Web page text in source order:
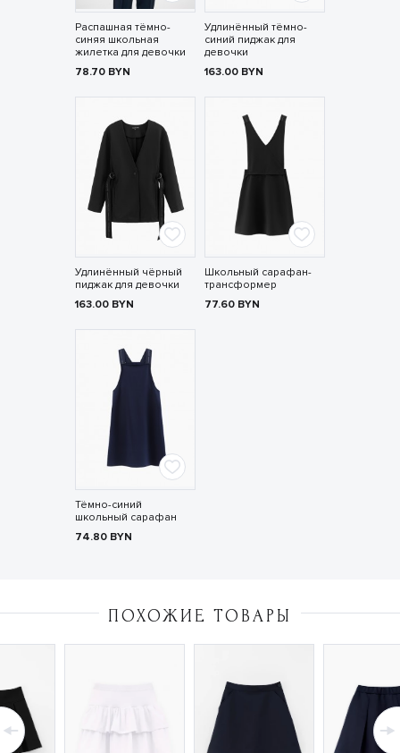
Распашная тёмно-
синяя школьная
жилетка для девочки
78.70 BYN
Удлинённый тёмно-
синий пиджак для
девочки
163.00 BYN
Удлинённый чёрный
пиджак для девочки
163.00 BYN
Школьный сарафан-
трансформер
77.60 BYN
Тёмно-синий
школьный сарафан
74.80 BYN
ПОХОЖИЕ ТОВАРЫ